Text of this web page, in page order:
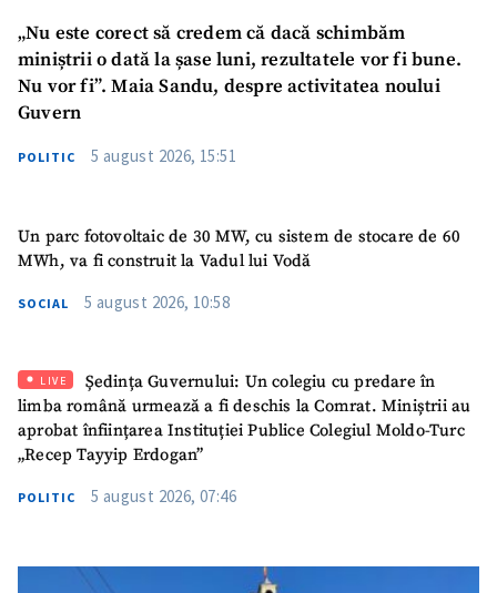
„Nu este corect să credem că dacă schimbăm
miniștrii o dată la șase luni, rezultatele vor fi bune.
Nu vor fi”. Maia Sandu, despre activitatea noului
Guvern
POLITIC 5 august 2026, 15:51
Un parc fotovoltaic de 30 MW, cu sistem de stocare de 60
MWh, va fi construit la Vadul lui Vodă
SOCIAL 5 august 2026, 10:58
LIVE
Ședința Guvernului: Un colegiu cu predare în
limba română urmează a fi deschis la Comrat. Miniștrii au
aprobat înființarea Instituției Publice Colegiul Moldo-Turc
„Recep Tayyip Erdogan”
POLITIC 5 august 2026, 07:46